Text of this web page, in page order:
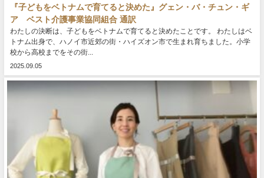
『子どもをベトナムで育てると決めた』グェン・バ・チュン・ギ
ア ベスト介護事業協同組合 通訳
わたしの決断は、子どもをベトナムで育てると決めたことです。 わたしはベ
トナム出身で、ハノイ市近郊の街・ハイズオン市で生まれ育ちました。小学
校から高校までをその街...
2025.09.05